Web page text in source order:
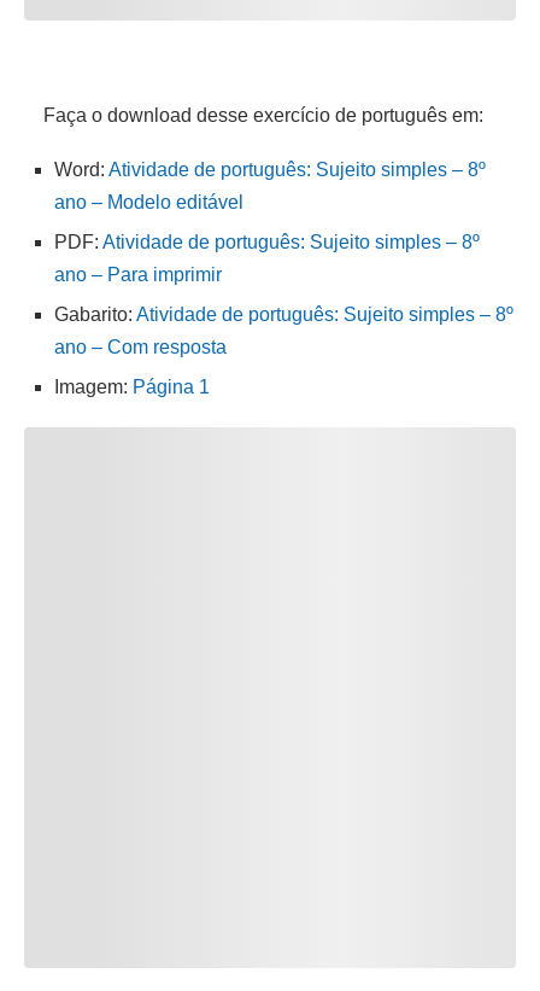
Faça o download desse exercício de português em:
Word: Atividade de português: Sujeito simples – 8º
ano – Modelo editável
PDF: Atividade de português: Sujeito simples – 8º
ano – Para imprimir
Gabarito: Atividade de português: Sujeito simples – 8º
ano – Com resposta
Imagem: Página 1